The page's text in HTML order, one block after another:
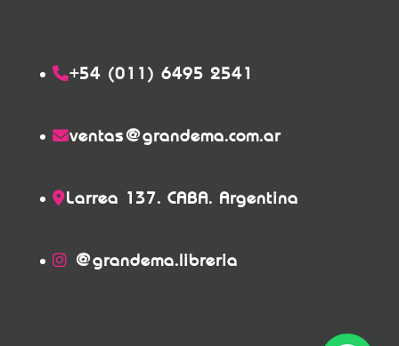
+54 (011) 6495 2541
ventas@grandema.com.ar
Larrea 137. CABA. Argentina
@grandema.libreria